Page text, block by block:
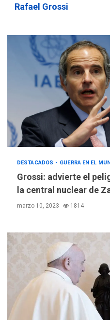
Rafael Grossi
DESTACADOS GUERRA EN EL
Grossi: advierte el
la central nuclear de
marzo 10, 2023 1814